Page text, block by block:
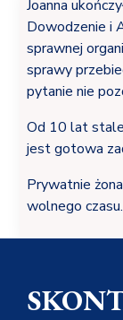
Joanna
Dowodzenie i
sprawnej
sprawy
pytanie nie
Od 10 lat stale
jest gotowa
Prywatnie
wolnego czasu.